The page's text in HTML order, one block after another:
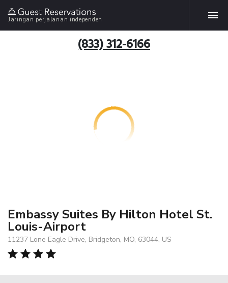
Jaringan perjalanan independen
(833) 312-6166
Embassy Suites By Hilton Hotel St.
Louis-Airport
11237 Lone Eagle Drive, Bridgeton, MO, 63044, US